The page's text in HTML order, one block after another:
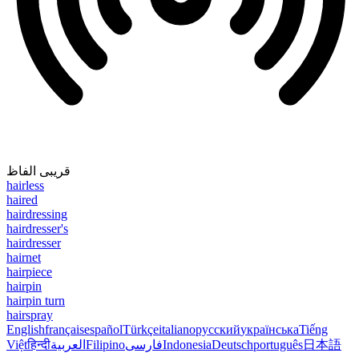
قریبی الفاظ
hairless
haired
hairdressing
hairdresser's
hairdresser
hairnet
hairpiece
hairpin
hairpin turn
hairspray
EnglishfrançaisespañolTürkçeitalianoрусскийукраїнськаTiếng
Việtहिन्दीالعربية FilipinoفارسیIndonesiaDeutschportuguês日本語